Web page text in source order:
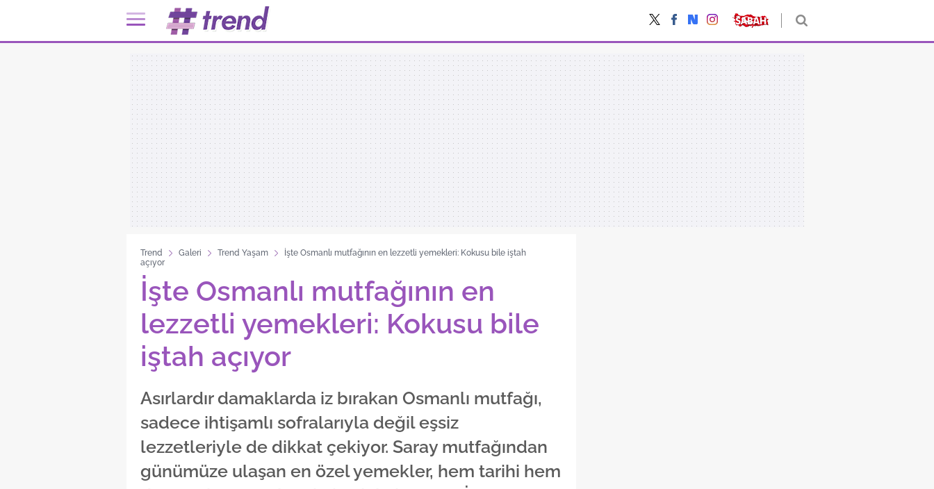
Trend Galeri Trend Yaşam
İşte Osmanlı mutfağının en lezzetli yemekleri: Kokusu bile iştah
açıyor
İşte Osmanlı mutfağının en
lezzetli yemekleri: Kokusu bile
iştah açıyor
Asırlardır damaklarda iz bırakan Osmanlı mutfağı,
sadece ihtişamlı sofralarıyla değil eşsiz
lezzetleriyle de dikkat çekiyor. Saray mutfağından
günümüze ulaşan en özel yemekler, hem tarihi hem